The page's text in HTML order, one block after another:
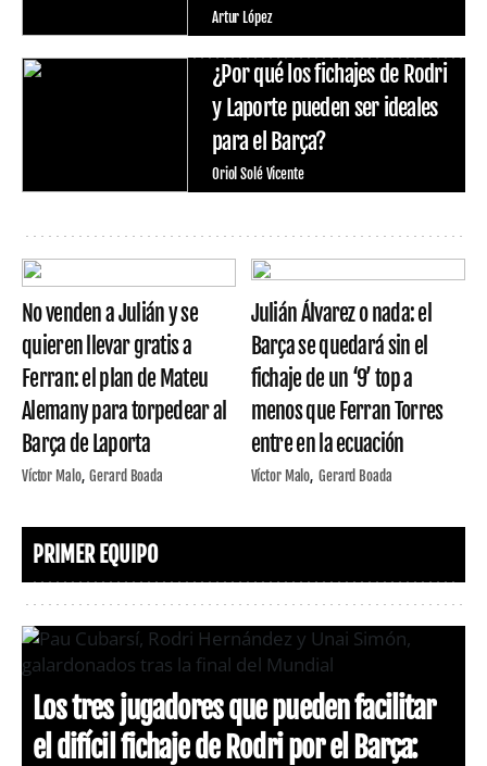
Artur López
¿Por qué los fichajes de Rodri
y Laporte pueden ser ideales
para el Barça?
Oriol Solé Vicente
No venden a Julián y se
quieren llevar gratis a
Ferran: el plan de Mateu
Alemany para torpedear al
Barça de Laporta
Víctor Malo Gerard Boada
Julián Álvarez o nada: el
Barça se quedará sin el
fichaje de un ‘9’ top a
menos que Ferran Torres
entre en la ecuación
Víctor Malo Gerard Boada
PRIMER EQUIPO
Los tres jugadores que pueden facilitar
el difícil fichaje de Rodri por el Barça: